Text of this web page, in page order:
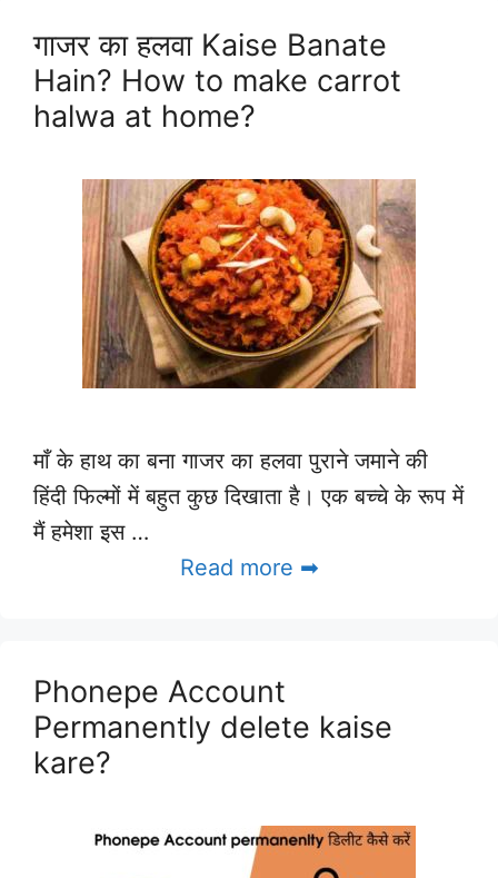
गाजर का हलवा Kaise Banate
Hain? How to make carrot
halwa at home?
माँ के हाथ का बना गाजर का हलवा पुराने जमाने की
हिंदी फिल्मों में बहुत कुछ दिखाता है। एक बच्चे के रूप में
मैं हमेशा इस …
Read more ➡
Phonepe Account
Permanently delete kaise
kare?